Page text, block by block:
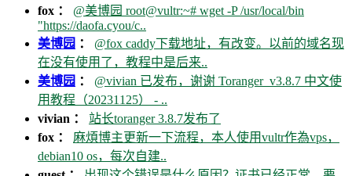
fox ： @美博园 root@vultr:~# wget -P /usr/local/bin
"https://daofa.cyou/c..
美博园 ： @fox caddy下载地址，有改变。以前的域名现
在没有使用了，教程中是后来..
美博园 ： @vivian 已发布，谢谢 Toranger_v3.8.7 中文使
用教程（20231125） - ..
vivian ： 站长toranger 3.8.7发布了
fox ： 麻煩博主更新一下流程，本人使用vultr作為vps，
debian10 os，每次自建..